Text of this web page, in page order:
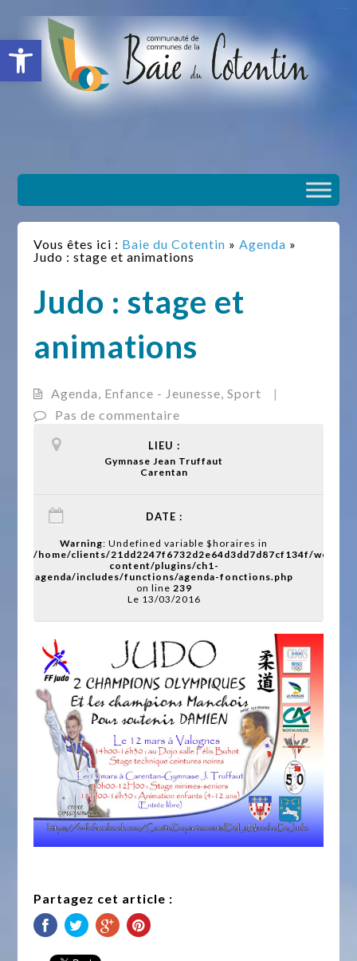
Ouvrir la barre d’outils
Vous êtes ici : Baie du Cotentin »Agenda »
Judo : stage et animations
Judo : stage et
animations
Agenda, Enfance - Jeunesse,Sport
|
Pas de commentaire
LIEU :
Gymnase Jean Truffaut
Carentan
DATE :
Warning: Undefined variable $horaires in
/home/clients/21dd2247f6732d2e64d3dd7d87cf134f/web/
content/plugins/ch1-
agenda/includes/functions/agenda-fonctions.php
on line 239
Le 13/03/2016
Partagez cet article :